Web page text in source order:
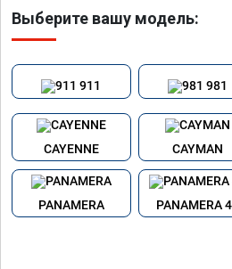
Выберите вашу модель:
911 981
CAYENNE CAYMAN
PANAMERA PANAMERA